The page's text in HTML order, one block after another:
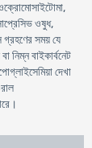
ওষুধ,
গ্রহণের সময় যে
নিম্ন বাইকার্বনেট
দেখা